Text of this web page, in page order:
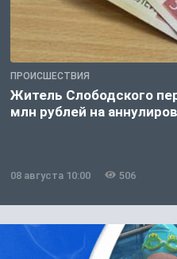
ПРОИСШЕСТВИЯ
Житель Слободского
млн рублей на
08 августа 10:00 506